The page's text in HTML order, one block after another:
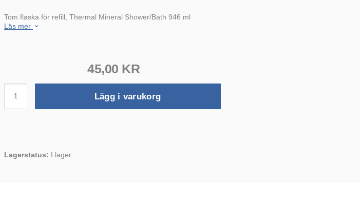
Tom flaska för refill, Thermal Mineral Shower/Bath 946 ml
Läs mer
45,00 KR
Lägg i varukorg
Lagerstatus: I lager